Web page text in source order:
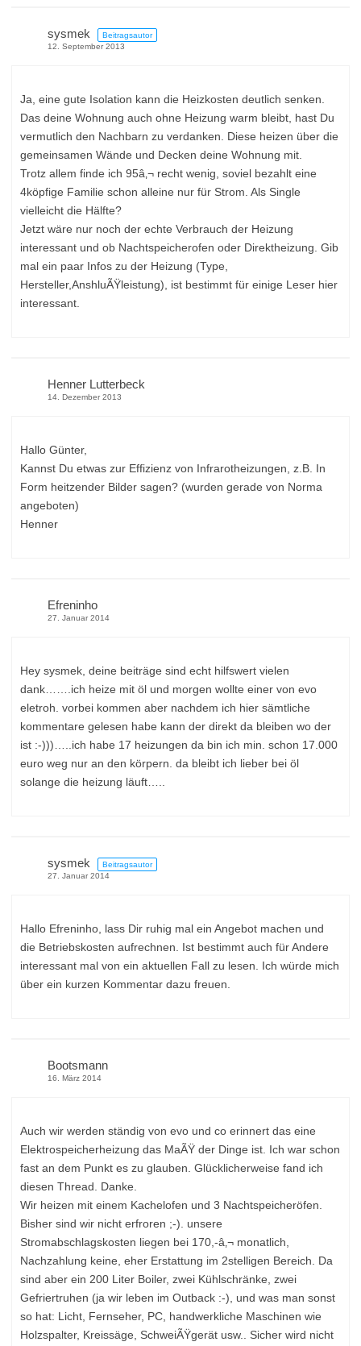
sysmek
Beitragsautor
12. September 2013
Ja, eine gute Isolation kann die Heizkosten deutlich senken.
Das deine Wohnung auch ohne Heizung warm bleibt, hast Du
vermutlich den Nachbarn zu verdanken. Diese heizen über die
gemeinsamen Wände und Decken deine Wohnung mit.
Trotz allem finde ich 95â‚¬ recht wenig, soviel bezahlt eine
4köpfige Familie schon alleine nur für Strom. Als Single
vielleicht die Hälfte?
Jetzt wäre nur noch der echte Verbrauch der Heizung
interessant und ob Nachtspeicherofen oder Direktheizung. Gib
mal ein paar Infos zu der Heizung (Type,
Hersteller,AnshluÃŸleistung), ist bestimmt für einige Leser hier
interessant.
Henner Lutterbeck
14. Dezember 2013
Hallo Günter,
Kannst Du etwas zur Effizienz von Infrarotheizungen, z.B. In
Form heitzender Bilder sagen? (wurden gerade von Norma
angeboten)
Henner
Efreninho
27. Januar 2014
Hey sysmek, deine beiträge sind echt hilfswert vielen
dank…….ich heize mit öl und morgen wollte einer von evo
eletroh. vorbei kommen aber nachdem ich hier sämtliche
kommentare gelesen habe kann der direkt da bleiben wo der
ist :-)))…..ich habe 17 heizungen da bin ich min. schon 17.000
euro weg nur an den körpern. da bleibt ich lieber bei öl
solange die heizung läuft…..
sysmek
Beitragsautor
27. Januar 2014
Hallo Efreninho, lass Dir ruhig mal ein Angebot machen und
die Betriebskosten aufrechnen. Ist bestimmt auch für Andere
interessant mal von ein aktuellen Fall zu lesen. Ich würde mich
über ein kurzen Kommentar dazu freuen.
Bootsmann
16. März 2014
Auch wir werden ständig von evo und co erinnert das eine
Elektrospeicherheizung das MaÃŸ der Dinge ist. Ich war schon
fast an dem Punkt es zu glauben. Glücklicherweise fand ich
diesen Thread. Danke.
Wir heizen mit einem Kachelofen und 3 Nachtspeicheröfen.
Bisher sind wir nicht erfroren ;-). unsere
Stromabschlagskosten liegen bei 170,-â‚¬ monatlich,
Nachzahlung keine, eher Erstattung im 2stelligen Bereich. Da
sind aber ein 200 Liter Boiler, zwei Kühlschränke, zwei
Gefriertruhen (ja wir leben im Outback :-), und was man sonst
so hat: Licht, Fernseher, PC, handwerkliche Maschinen wie
Holzspalter, Kreissäge, SchweiÃŸgerät usw.. Sicher wird nicht